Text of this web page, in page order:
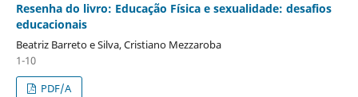
Resenha do livro: Educação Física e sexualidade: desafios
educacionais
Beatriz Barreto e Silva, Cristiano Mezzaroba
1-10
PDF/A